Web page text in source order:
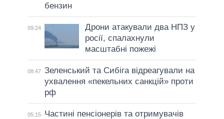
бензин
09:24
Дрони атакували два НПЗ у
росії, спалахнули
масштабні пожежі
08:47 Зеленський та Сибіга відреагували на
ухвалення «пекельних санкцій» проти
рф
05:15
Частині пенсіонерів та отримувачів